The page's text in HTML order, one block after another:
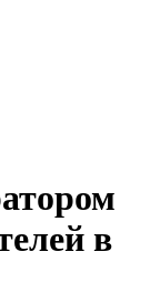
в